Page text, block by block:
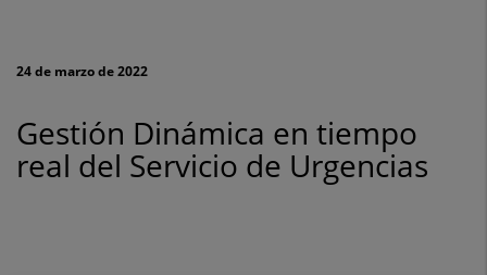
Servicio
de
24 de marzo de 2022
Gestión Dinámica en tiempo
real del Servicio de Urgencias